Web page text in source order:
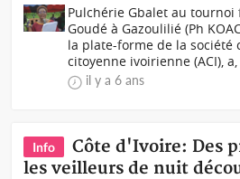
Pulchérie Gbalet au
Goudé à Gazoulilié (Ph
la plate-forme de la société
citoyenne ivoirienne (ACI),
il y a 6 ans
Info
Côte d'Ivoire: Des
les veilleurs de nuit